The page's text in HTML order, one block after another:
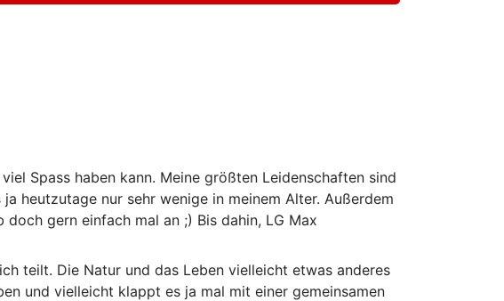
Spass haben kann. Meine größten Leidenschaften sind
heutzutage nur sehr wenige in meinem Alter. Außerdem
gern einfach mal an ;) Bis dahin, LG Max
teilt. Die Natur und das Leben vielleicht etwas anderes
und vielleicht klappt es ja mal mit einer gemeinsamen